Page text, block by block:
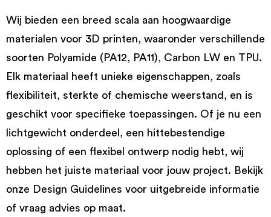
Wij bieden een breed scala aan hoogwaardige
materialen voor 3D printen, waaronder verschillende
soorten Polyamide (PA12, PA11), Carbon LW en TPU.
Elk materiaal heeft unieke eigenschappen, zoals
flexibiliteit, sterkte of chemische weerstand, en is
geschikt voor specifieke toepassingen. Of je nu een
lichtgewicht onderdeel, een hittebestendige
oplossing of een flexibel ontwerp nodig hebt, wij
hebben het juiste materiaal voor jouw project. Bekijk
onze Design Guidelines voor uitgebreide informatie
of vraag advies op maat.